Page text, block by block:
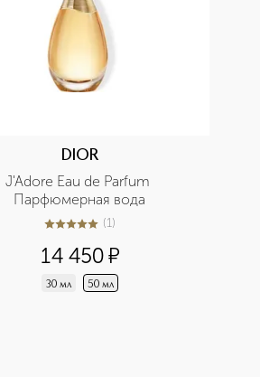
DIOR
J'Adore Eau de Parfum
Парфюмерная вода
5из 51 (1)
14 450¤
30 мл 50 мл